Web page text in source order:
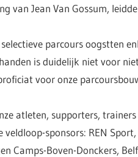
van Jean Van Gossum,
parcours oogstten
is duidelijk niet voor
voor onze
atleten, supporters,
veldloop-sponsors: REN
Camps-Boven-Donckers,